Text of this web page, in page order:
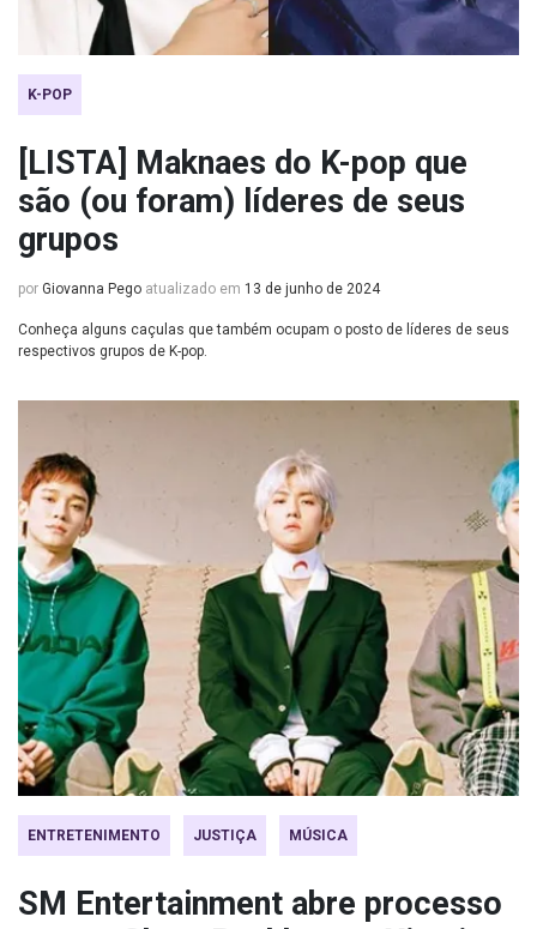
K-POP
[LISTA] Maknaes do K-pop que
são (ou foram) líderes de seus
grupos
por Giovanna Pego atualizado em 13 de junho de 2024
Conheça alguns caçulas que também ocupam o posto de líderes de seus
respectivos grupos de K-pop.
ENTRETENIMENTO JUSTIÇA MÚSICA
SM Entertainment abre processo